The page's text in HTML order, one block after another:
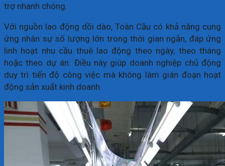
trợ nhanh chóng.
Với nguồn lao động dồi dào, Toàn Cầu có khả năng cung
ứng nhân sự số lượng lớn trong thời gian ngắn, đáp ứng
linh hoạt nhu cầu thuê lao động theo ngày, theo tháng
hoặc theo dự án. Điều này giúp doanh nghiệp chủ động
duy trì tiến độ công việc mà không làm gián đoạn hoạt
động sản xuất kinh doanh.